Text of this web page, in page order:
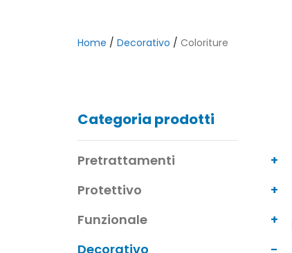
Home / Decorativo / Coloriture
Categoria prodotti
Pretrattamenti
Protettivo
Funzionale
Decorativo